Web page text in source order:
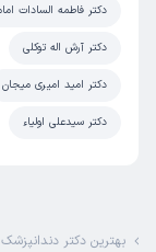
دکتر فاطمه السادات
دکتر آرش اله توکلی
دکتر امید امیری میجان
دکتر سیدعلی اولیاء
بهترین دکتر دندانپزشک